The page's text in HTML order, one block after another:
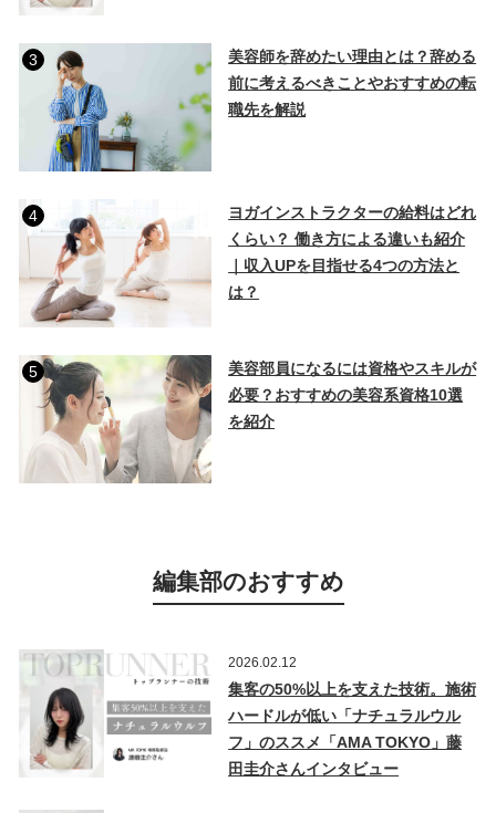
3
美容師を辞めたい理由とは？辞める
前に考えるべきことやおすすめの転
職先を解説
4
ヨガインストラクターの給料はどれ
くらい？ 働き方による違いも紹介
｜収入UPを目指せる4つの方法と
は？
5
美容部員になるには資格やスキルが
必要？おすすめの美容系資格10選
を紹介
編集部のおすすめ
2026.02.12
集客の50%以上を支えた技術。施術
ハードルが低い「ナチュラルウル
フ」のススメ「AMA TOKYO」藤
田圭介さんインタビュー